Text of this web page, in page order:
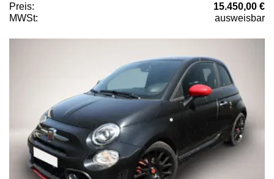
Preis:
15.450,00 €
MWSt:
ausweisbar